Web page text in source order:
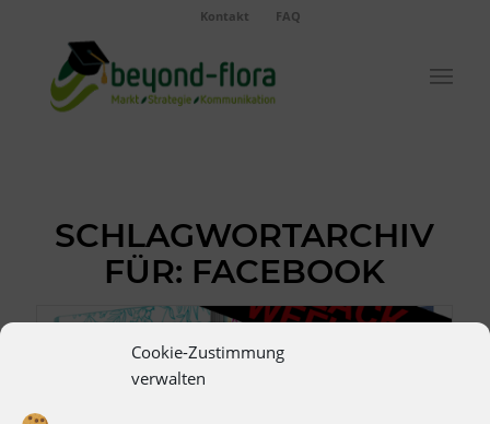
Cookie-Zustimmung
verwalten
Kontakt FAQ
SCHLAGWORTARCHIV
FÜR: FACEBOOK